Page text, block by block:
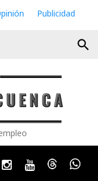
Publicidad
search
Instagram
YoutubeThreads